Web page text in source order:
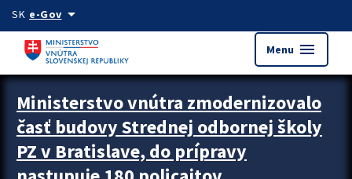
Preskocit na hlavný obsah
SK e-Govarrow_drop_down
Menu menu
Ministerstvo vnútra zmodernizovalo
časť budovy Strednej odbornej školy
PZ v Bratislave, do prípravy